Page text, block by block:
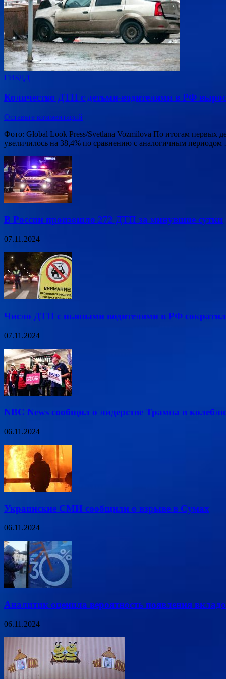
ГИБДД
Количество ДТП с детьми-водителями в РФ
Оставьте комментарий
Фото: Global Look Press/Svetlana Vozmilova По итогам первых
увеличилось на 38,4% по сравнению с аналогичным
В России произошло 272 ДТП за минувшие сутки
07.11.2024
Число ДТП с пьяными водителями в РФ
07.11.2024
NBC News сообщил о лидерстве Трампа в
06.11.2024
Украинские СМИ сообщили о взрыве в Сумах
06.11.2024
Аналитик оценила вероятность появления
06.11.2024